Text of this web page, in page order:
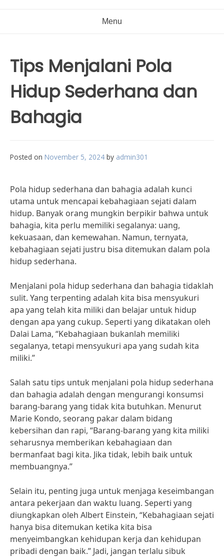
Menu
Tips Menjalani Pola
Hidup Sederhana dan
Bahagia
Posted on November 5, 2024 by admin301
Pola hidup sederhana dan bahagia adalah kunci
utama untuk mencapai kebahagiaan sejati dalam
hidup. Banyak orang mungkin berpikir bahwa untuk
bahagia, kita perlu memiliki segalanya: uang,
kekuasaan, dan kemewahan. Namun, ternyata,
kebahagiaan sejati justru bisa ditemukan dalam pola
hidup sederhana.
Menjalani pola hidup sederhana dan bahagia tidaklah
sulit. Yang terpenting adalah kita bisa mensyukuri
apa yang telah kita miliki dan belajar untuk hidup
dengan apa yang cukup. Seperti yang dikatakan oleh
Dalai Lama, “Kebahagiaan bukanlah memiliki
segalanya, tetapi mensyukuri apa yang sudah kita
miliki.”
Salah satu tips untuk menjalani pola hidup sederhana
dan bahagia adalah dengan mengurangi konsumsi
barang-barang yang tidak kita butuhkan. Menurut
Marie Kondo, seorang pakar dalam bidang
kebersihan dan rapi, “Barang-barang yang kita miliki
seharusnya memberikan kebahagiaan dan
bermanfaat bagi kita. Jika tidak, lebih baik untuk
membuangnya.”
Selain itu, penting juga untuk menjaga keseimbangan
antara pekerjaan dan waktu luang. Seperti yang
diungkapkan oleh Albert Einstein, “Kebahagiaan sejati
hanya bisa ditemukan ketika kita bisa
menyeimbangkan kehidupan kerja dan kehidupan
pribadi dengan baik.” Jadi, jangan terlalu sibuk